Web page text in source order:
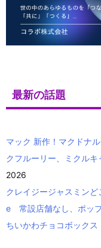
最新の話題
マック 新作！マクドナ
クフルーリー、ミクル
2026
クレイジージャスミン
e 常設店舗なし、ポッ
ちいかわチョコボックス